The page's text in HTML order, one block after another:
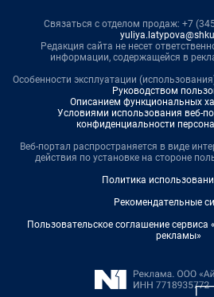
Связаться с отделом продаж: +7
Редакция сайта не несет
информации, содержащейся в
Особенности эксплуатации
Руководством
Описанием функциональных
Условиями использования веб-
конфиденциальности
Веб-портал распространяется в виде
действия по установке на стороне
Политика
Рекомендательные
Пользовательское соглашение сервиса
рекламы»